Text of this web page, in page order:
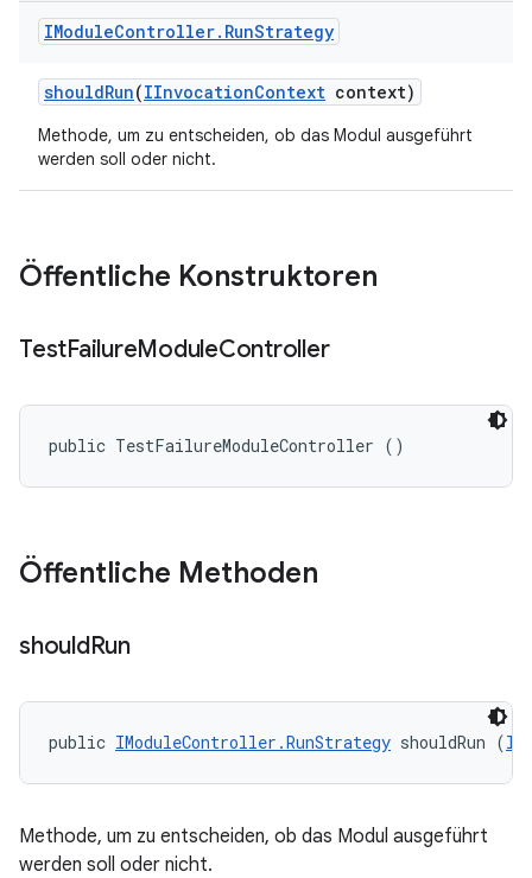
IModuleController. RunStrategy
shouldRun(IInvocationContext context)
Methode, um zu entscheiden, ob das Modul ausgeführt
werden soll oder nicht.
Öffentliche Konstruktoren
TestFailureModuleController
public TestFailureModuleController ()
Öffentliche Methoden
shouldRun
public IModuleController.RunStrategy shouldRun (
Methode, um zu entscheiden, ob das Modul ausgeführt
werden soll oder nicht.